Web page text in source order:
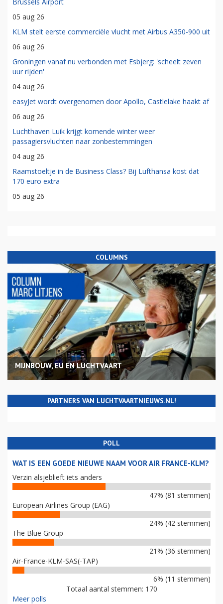
05 aug 26
KLM stelt eerste commerciële vlucht met Airbus A350-900 uit
06 aug 26
Groningen vanaf nu verbonden met Esbjerg: 'scheelt zeven
uur rijden'
04 aug 26
easyJet wordt overgenomen door Apollo, Castlelake haakt af
06 aug 26
Luchthaven Luik krijgt komende winter weer
passagiersvluchten naar zonbestemmingen
04 aug 26
Raamstoeltje in de Business Class? Bij Lufthansa kost dat
170 euro extra
05 aug 26
COLUMNS
MIJNBOUW, EU EN LUCHTVAART
PARTNERS VAN LUCHTVAARTNIEUWS.NL!
POLL
WAT IS EEN GOEDE NIEUWE NAAM VOOR AIR FRANCE-KLM?
Verzin alsjeblieft iets anders
47% (81 stemmen)
European Airlines Group (EAG)
24% (42 stemmen)
The Blue Group
21% (36 stemmen)
Air-France-KLM-SAS(-TAP)
6% (11 stemmen)
Totaal aantal stemmen: 170
Meer polls